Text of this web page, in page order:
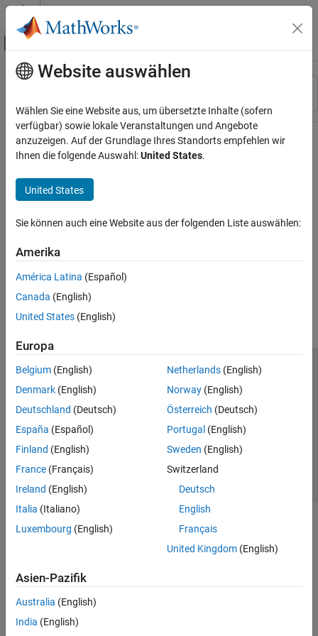
Weiter zum Inhalt
Umschaltung für Off-Canvas-
Ressource
Hauptinhalt
Website auswählen
Wählen Sie eine Website aus, um übersetzte Inhalte (sofern
verfügbar) sowie lokale Veranstaltungen und Angebote
anzuzeigen. Auf der Grundlage Ihres Standorts empfehlen wir
Ihnen die folgende Auswahl:United States.
United States
Sie können auch eine Website aus der folgenden Liste auswählen:
Amerika
América Latina (Español)
Canada (English)
United States (English)
Europa
Belgium (English)
Denmark (English)
Deutschland (Deutsch)
España (Español)
Finland (English)
France (Français)
Ireland (English)
Italia (Italiano)
Luxembourg (English)
Netherlands(English)
Norway(English)
Österreich (Deutsch)
Portugal (English)
Sweden (English)
Switzerland
Deutsch
English
Français
United Kingdom(English)
Asien-Pazifik
Australia (English)
India (English)
Trust Center
Datenschutz-Richtlinien
Datendiebstahl verhindern
Status von Anwendungen
© 1994-2026 The MathWorks, Inc.
Website auswählen
Deutschland